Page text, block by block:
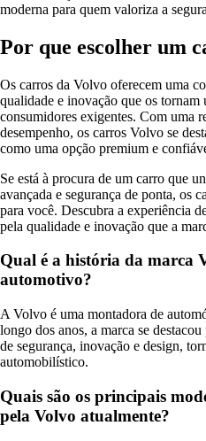
moderna para quem valoriza a
Por que escolher um
Os carros da Volvo oferecem uma
qualidade e inovação que os tornam
consumidores exigentes. Com uma
desempenho, os carros Volvo se
como uma opção premium e
Se está à procura de um carro que
avançada e segurança de ponta, os
para você. Descubra a experiência
pela qualidade e inovação que a
Qual é a história da marca
automotivo?
A Volvo é uma montadora de
longo dos anos, a marca se
de segurança, inovação e design,
automobilístico.
Quais são os principais
pela Volvo atualmente?